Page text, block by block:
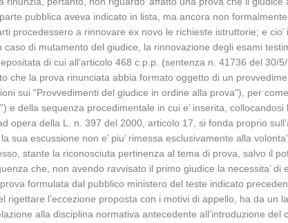
pubblica aveva indicato in lista, ma ancora non
procedessero a rinnovare ex novo le richieste istruttorie; e cio’
di mutamento del giudice, la rinnovazione degli esami
di cui all’articolo 468 c.p.p. (sentenza n. 41736 del 30/5/
che la prova rinunciata abbia formato oggetto di un
sui “Provvedimenti del giudice in ordine alla prova”), per
della sequenza procedimentale in cui e’ inserita, collocandosi
opera della L. n. 397 del 2000, articolo 17, si fonda proprio
escussione non e’ piu’ rimessa esclusivamente alla
stante la riconosciuta pertinenza al tema di prova, salvo il
che, non avendo ravvisato il primo giudice la necessita’ di
formulata dal pubblico ministero del teste indicato
l’eccezione proposta con i motivi di appello, ha da un
alla disciplina normativa antecedente all’introduzione del